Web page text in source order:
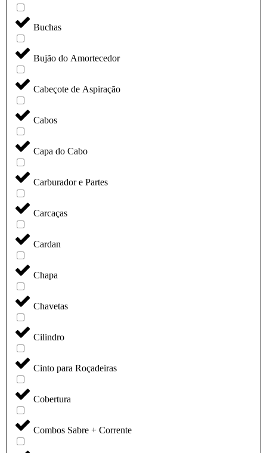
Buchas
Bujão do Amortecedor
Cabeçote de Aspiração
Cabos
Capa do Cabo
Carburador e Partes
Carcaças
Cardan
Chapa
Chavetas
Cilindro
Cinto para Roçadeiras
Cobertura
Combos Sabre + Corrente